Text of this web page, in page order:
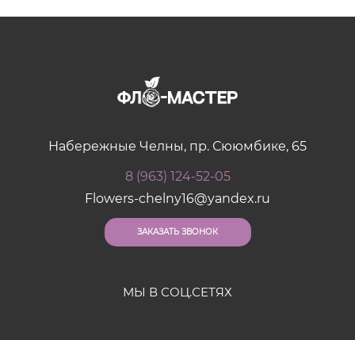
Набережные Челны, пр. Сююмбике, 65
8 (963) 124-52-05
Flowers-chelny16@yandex.ru
ЗАКАЗАТЬ ЗВОНОК
МЫ В СОЦ.СЕТЯХ